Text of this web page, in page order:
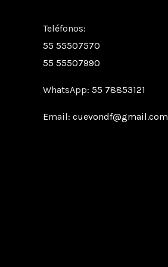
Teléfonos:
55 55507570
55 55507990
WhatsApp: 55 78853121
Email: cuevondf@gmail.com